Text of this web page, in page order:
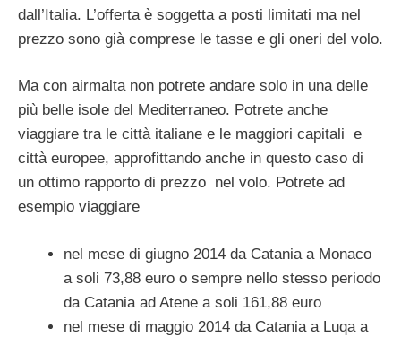
dall’Italia. L’offerta è soggetta a posti limitati ma nel
prezzo sono già comprese le tasse e gli oneri del volo.
Ma con airmalta non potrete andare solo in una delle
più belle isole del Mediterraneo. Potrete anche
viaggiare tra le città italiane e le maggiori capitali e
città europee, approfittando anche in questo caso di
un ottimo rapporto di prezzo nel volo. Potrete ad
esempio viaggiare
nel mese di giugno 2014 da Catania a Monaco
a soli 73,88 euro o sempre nello stesso periodo
da Catania ad Atene a soli 161,88 euro
nel mese di maggio 2014 da Catania a Luqa a